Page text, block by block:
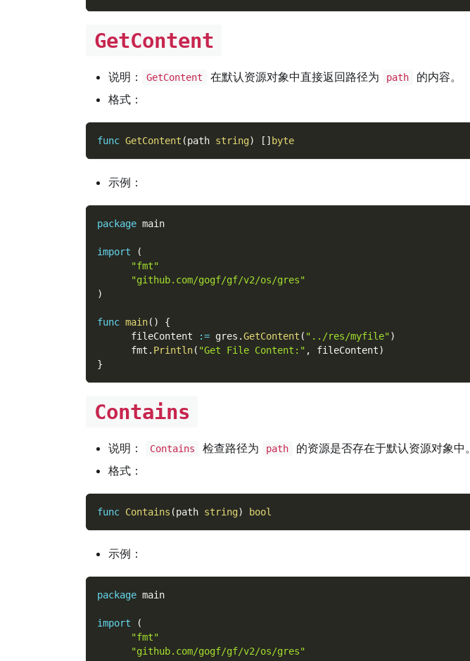
GetContent
说明： GetContent 在默认资源对象中直接返回路径为 path
的内容。
格式：
func GetContent (path string) [ ] byte
示例：
package main
import
(
"fmt"
"github.com/gogf/gf/v2/os/gres"
)
func main( )
{
      fileContent
:= gres .GetContent ( "../res/myfile")
      fmt
. Println( "Get File Content:" , fileContent)
}
Contains
说明： Contains 检查路径为 path
的资源是否存在于默认资源对象中。
格式：
func Contains (path string) bool
示例：
package main
import
(
"fmt"
"github.com/gogf/gf/v2/os/gres"